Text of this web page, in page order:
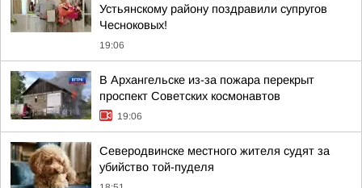
Устьянскому району поздравили супругов
Чесноковых!
19:06
В Архангельске из-за пожара перекрыт
проспект Советских космонавтов
19:06
Северодвинске местного жителя судят за
убийство той-пуделя